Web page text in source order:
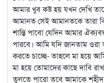
আমার খুব কষ্ট হয় যখন দেখি
আমানত সেই আমানতকে তারা
শান্তি পাবো যেদিন আমার
পারবে। আমি যদি জানতাম
করতে চাচ্ছে- তাহলে মা হয়ে
মা হয়ে তোমাদের কাছে দাবি
তুলতে পারো তবে আমাকে